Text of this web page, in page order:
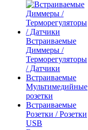
Встраиваемые
Диммеры /
Терморегуляторы
/ Датчики
Встраиваемые
Мультимедийные
розетки
Встраиваемые
Розетки / Розетки
USB